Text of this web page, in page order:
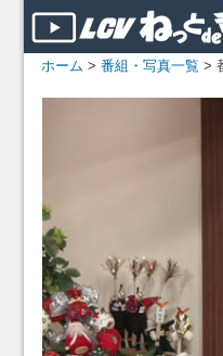
ホーム > 番組・写真一覧 >